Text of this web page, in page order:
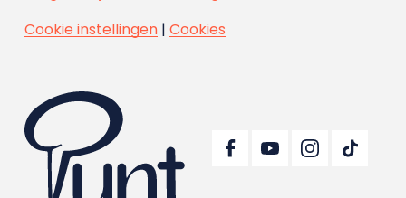
Cookie instellingen| Cookies